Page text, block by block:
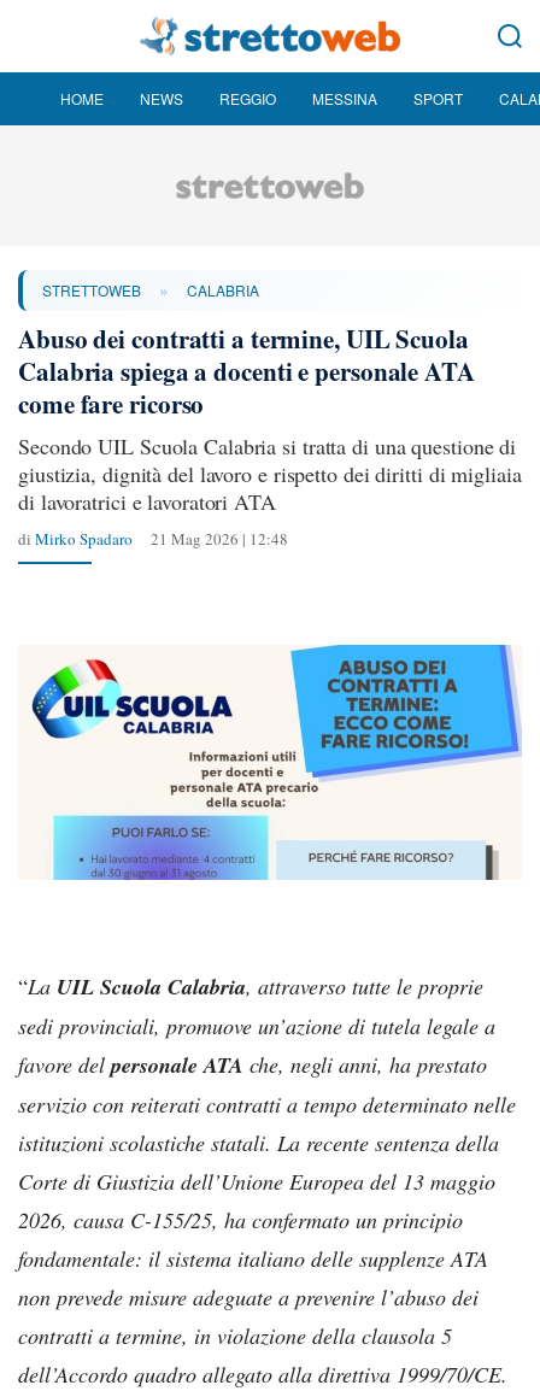
HOME NEWS REGGIO MESSINA SPORT
STRETTOWEB » CALABRIA
Abuso dei contratti a termine, UIL Scuola
Calabria spiega a docenti e personale ATA
come fare ricorso
Secondo UIL Scuola Calabria si tratta di una questione di
giustizia, dignità del lavoro e rispetto dei diritti di migliaia
di lavoratrici e lavoratori ATA
di Mirko Spadaro 21 Mag 2026 | 12:48
“La UIL Scuola Calabria, attraverso tutte le proprie
sedi provinciali, promuove un’azione di tutela legale a
favore delpersonale ATA che, negli anni, ha prestato
servizio con reiterati contratti a tempo determinato nelle
istituzioni scolastiche statali. La recente sentenza della
Corte di Giustizia dell’Unione Europea del 13 maggio
2026, causa C-155/25, ha confermato un principio
fondamentale: il sistema italiano delle supplenze ATA
non prevede misure adeguate a prevenire l’abuso dei
contratti a termine, in violazione della clausola 5
dell’Accordo quadro allegato alla direttiva 1999/70/CE.